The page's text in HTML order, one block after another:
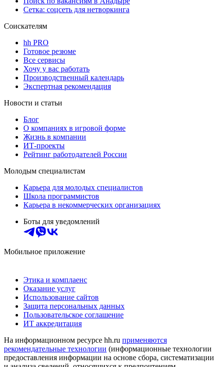
Сетка: соцсеть для нетворкинга
Соискателям
hh PRO
Готовое резюме
Все сервисы
Хочу у вас работать
Производственный календарь
Экспертная рекомендация
Новости и статьи
Блог
О компаниях в игровой форме
Жизнь в компании
ИТ-проекты
Рейтинг работодателей России
Молодым специалистам
Карьера для молодых специалистов
Школа программистов
Карьера в некоммерческих организациях
Боты для уведомлений
Мобильное приложение
Этика и комплаенс
Оказание услуг
Использование сайтов
Защита персональных данных
Пользовательское соглашение
ИТ аккредитация
На информационном ресурсе hh.ru применяются
рекомендательные технологии (информационные технологии
предоставления информации на основе сбора, систематизации